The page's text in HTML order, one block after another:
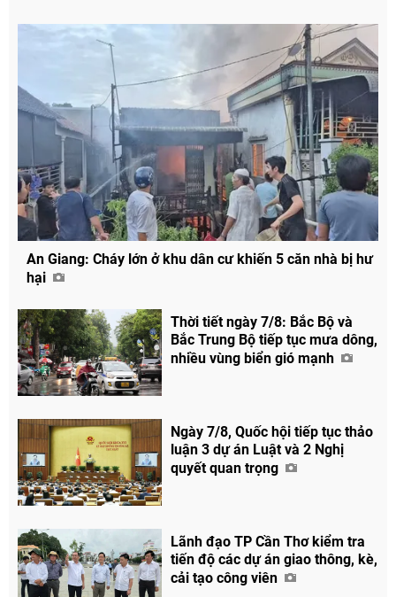
An Giang: Cháy lớn ở khu dân cư khiến 5 căn nhà bị hư
hại
Thời tiết ngày 7/8: Bắc Bộ và
Bắc Trung Bộ tiếp tục mưa dông,
nhiều vùng biển gió mạnh
Ngày 7/8, Quốc hội tiếp tục thảo
luận 3 dự án Luật và 2 Nghị
quyết quan trọng
Lãnh đạo TP Cần Thơ kiểm tra
tiến độ các dự án giao thông, kè,
cải tạo công viên